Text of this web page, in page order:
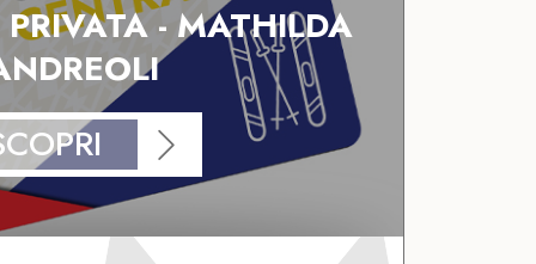
- MATHILDA